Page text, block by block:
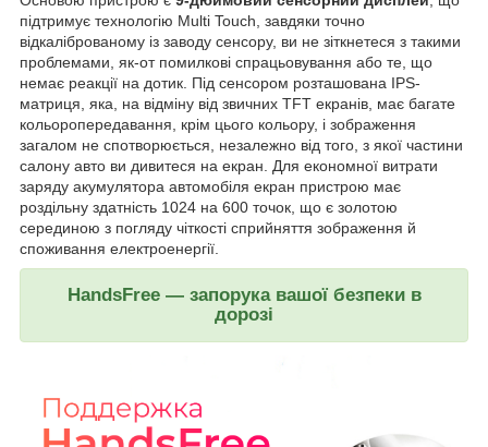
підтримує технологію Multi Touch, завдяки точно
відкаліброваному із заводу сенсору, ви не зіткнетеся з такими
проблемами, як-от помилкові спрацьовування або те, що
немає реакції на дотик. Під сенсором розташована IPS-
матриця, яка, на відміну від звичних TFT екранів, має багате
кольоропередавання, крім цього кольору, і зображення
загалом не спотворюється, незалежно від того, з якої частини
салону авто ви дивитеся на екран. Для економної витрати
заряду акумулятора автомобіля екран пристрою має
роздільну здатність 1024 на 600 точок, що є золотою
серединою з погляду чіткості сприйняття зображення й
споживання електроенергії.
HandsFree — запорука вашої безпеки в
дорозі